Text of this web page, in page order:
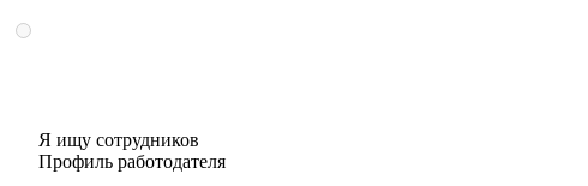
Я ищу сотрудников
Профиль работодателя